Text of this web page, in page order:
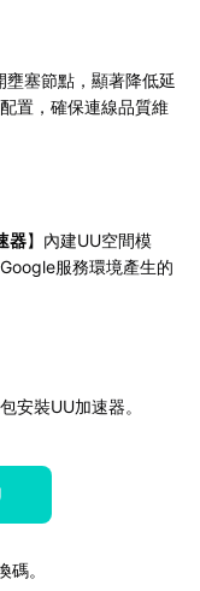
壅塞節點，顯著降低延
置，確保連線品質維
器】內建UU空間模
服務環境產生的
安裝UU加速器。
。